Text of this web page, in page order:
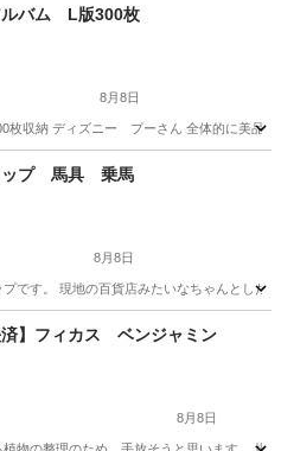
バム L版300枚
8月8日
枚収納 ディズニー プーさん 全体的に美品
ム ケース
ップ 馬具 乗馬
8月8日
です。 現地の百貨店みたいなちゃんとし
馬具
済】フィカス ベンジャミン
8月8日